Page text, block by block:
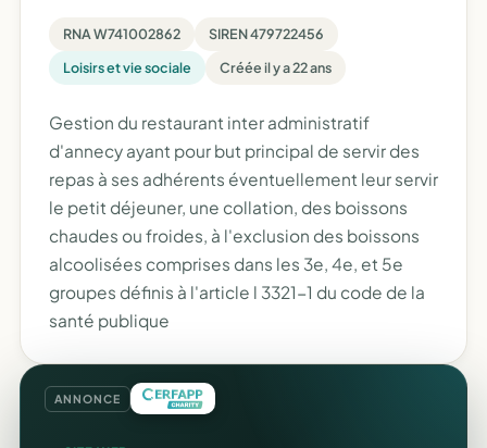
RNA W741002862
SIREN 479722456
Loisirs et vie sociale
Créée il y a 22 ans
Gestion du restaurant inter administratif
d'annecy ayant pour but principal de servir des
repas à ses adhérents éventuellement leur servir
le petit déjeuner, une collation, des boissons
chaudes ou froides, à l'exclusion des boissons
alcoolisées comprises dans les 3e, 4e, et 5e
groupes définis à l'article l 3321-1 du code de la
santé publique
ANNONCE